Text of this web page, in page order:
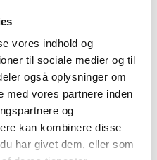
vores indhold og
til sociale medier og til
også oplysninger om
med vores partnere inden
og
kan kombinere disse
har givet dem, eller som
INFORMATION
FAQ
Highlander i modellen
som lag til at holde dig varm
i et isolerende og meget
er lavet i en slim profil så
lag under din jakke.